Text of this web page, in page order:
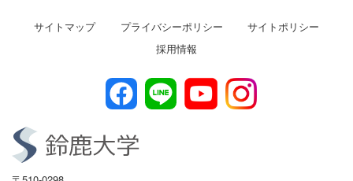
サイトマップ プライバシーポリシー
サイトポリシー
採用情報